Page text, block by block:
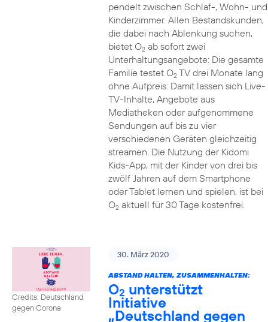
pendelt zwischen Schlaf-, Wohn- und
Kinderzimmer. Allen Bestandskunden,
die dabei nach Ablenkung suchen,
bietet O2ab sofort zwei
Unterhaltungsangebote: Die gesamte
Familie testet O2TV drei Monate lang
ohne Aufpreis: Damit lassen sich Live-
TV-Inhalte, Angebote aus
Mediatheken oder aufgenommene
Sendungen auf bis zu vier
verschiedenen Geräten gleichzeitig
streamen. Die Nutzung der Kidomi
Kids-App, mit der Kinder von drei bis
zwölf Jahren auf dem Smartphone
oder Tablet lernen und spielen, ist bei
O2aktuell für 30 Tage kostenfrei.
Credits: Deutschland
gegen Corona
30. März 2020
ABSTAND HALTEN, ZUSAMMENHALTEN:
O2 unterstützt
Initiative
„Deutschland gegen